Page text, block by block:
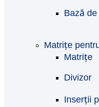
Bază
Matrițe
Matrițe
Divizor
Inserții